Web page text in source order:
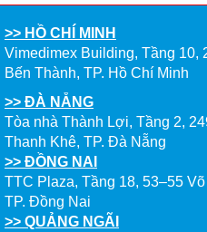
>> HỒ CHÍ MINH
Vimedimex Building, Tầng 10,
Bến Thành, TP. Hồ Chí Minh
>> ĐÀ NẴNG
Tòa nhà Thành Lợi, Tầng 2,
Thanh Khê, TP. Đà Nẵng
>> ĐỒNG NAI
TTC Plaza, Tầng 18, 53–55
TP. Đồng Nai
>> QUẢNG NGÃI